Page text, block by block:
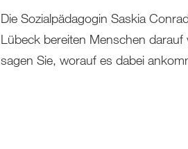
Die Sozialpädagogin Saskia
Lübeck bereiten Menschen
sagen Sie, worauf es dabei